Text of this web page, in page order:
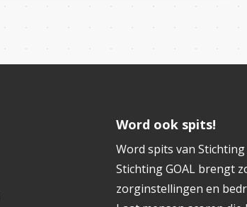
Word ook spits!
Word spits van Stichting
Stichting GOAL brengt
zorginstellingen en